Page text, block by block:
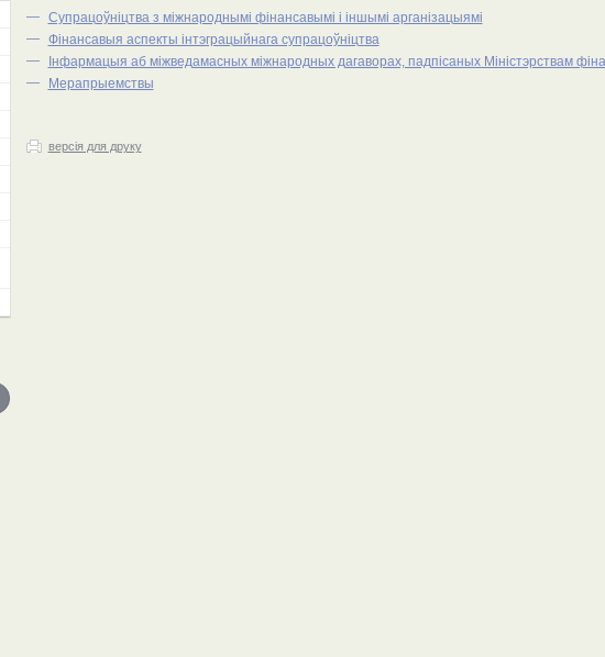
—Супрацоўніцтва з міжнароднымі фінансавымі і іншымі арганізацыямі
—Фінансавыя аспекты інтэграцыйнага супрацоўніцтва
—Інфармацыя аб міжведамасных міжнародных дагаворах, падпісаных Міністэрствам
—Мерапрыемствы
версія для друку